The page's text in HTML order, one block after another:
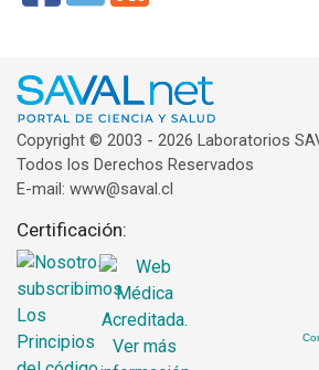
Copyright © 2003 - 2026 Laboratorios
Todos los Derechos Reservados
E-mail: www@saval.cl
Certificación: